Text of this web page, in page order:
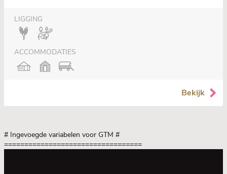
LIGGING
ACCOMMODATIES
Bekijk
# Ingevoegde variabelen voor GTM #
==================================